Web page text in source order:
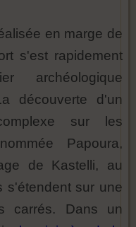
en marge de
s'est rapidement
archéologique
découverte d'un
sur les
Papoura,
de Kastelli, au
s'étendent sur une
carrés. Dans un